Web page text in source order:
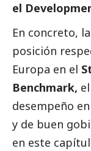
el
En concreto,
posición
Europa en el
Benchmark,
desempeño
y de buen
en este